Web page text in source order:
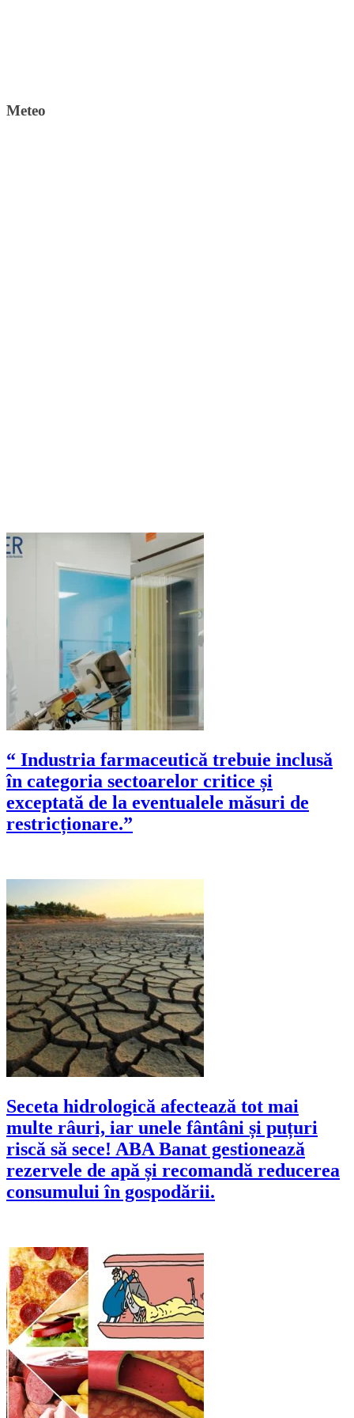
Meteo
“ Industria farmaceutică trebuie inclusă
în categoria sectoarelor critice și
exceptată de la eventualele măsuri de
restricționare.”
Seceta hidrologică afectează tot mai
multe râuri, iar unele fântâni și puțuri
riscă să sece! ABA Banat gestionează
rezervele de apă și recomandă reducerea
consumului în gospodării.